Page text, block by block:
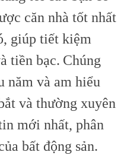
căn nhà tốt nhất
giúp tiết kiệm
tiền bạc. Chúng
năm và am hiểu
và thường xuyên
mới nhất, phân
bất động sản.